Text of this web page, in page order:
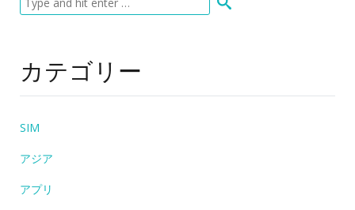
カテゴリー
SIM
アジア
アプリ